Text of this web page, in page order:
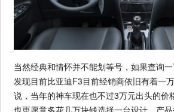
当然经典和情怀并不能划等号，如果查询
发现目前比亚迪F3目前经销商依旧有着一
说，当年的神车现在也不过3万元出头的价